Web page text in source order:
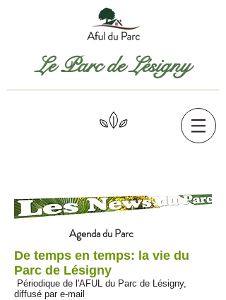
Le Parc de Lésigny
Agenda du Parc
De temps en temps: la vie du
Parc de Lésigny
Périodique de l'AFUL du Parc de Lésigny,
diffusé par e-mail